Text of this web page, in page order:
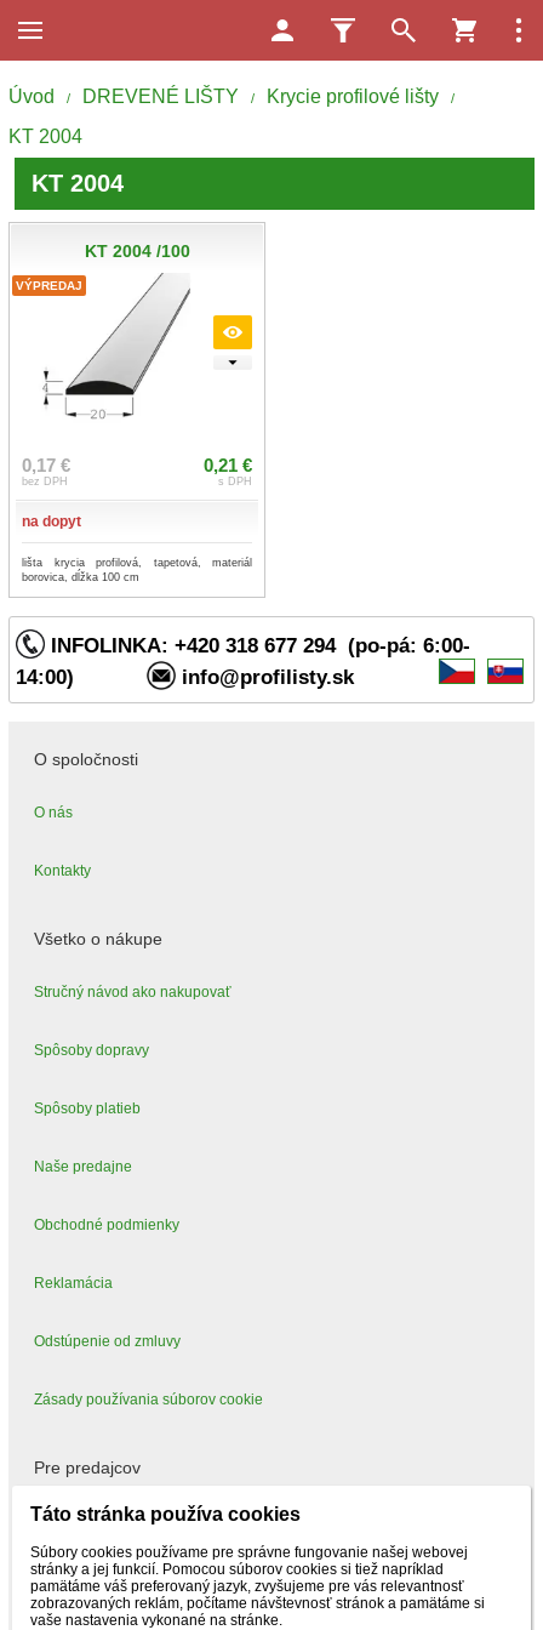
INFOLINKA: +420 318 677 294 (po-pá: 6:00-
14:00)
info@profilisty.sk
Úvod / DREVENÉ LIŠTY / Krycie profilové lišty /
KT 2004
KT 2004
KT 2004 /100
VÝPREDAJ
0,17 €
bez DPH
0,21 €
s DPH
na dopyt
lišta krycia profilová, tapetová, materiál
borovica, dĺžka 100 cm
O spoločnosti
O nás
Kontakty
Všetko o nákupe
Stručný návod ako nakupovať
Spôsoby dopravy
Spôsoby platieb
Naše predajne
Obchodné podmienky
Reklamácia
Odstúpenie od zmluvy
Zásady používania súborov cookie
Pre predajcov
Mám záujem predávať
Táto stránka používa cookies
Súbory cookies používame pre správne fungovanie našej webovej
stránky a jej funkcií. Pomocou súborov cookies si tiež napríklad
pamätáme váš preferovaný jazyk, zvyšujeme pre vás relevantnosť
zobrazovaných reklám, počítame návštevnosť stránok a pamätáme si
vaše nastavenia vykonané na stránke.